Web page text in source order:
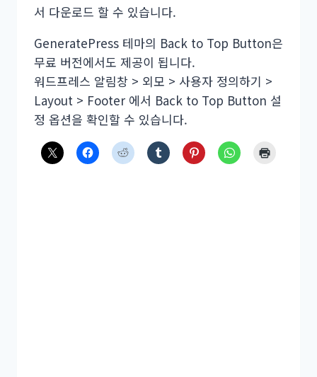
서 다운로드 할 수 있습니다.
GeneratePress 테마의 Back to Top Button은
무료 버전에서도 제공이 됩니다.
워드프레스 알림창 > 외모 > 사용자 정의하기 >
Layout > Footer 에서 Back to Top Button 설
정 옵션을 확인할 수 있습니다.